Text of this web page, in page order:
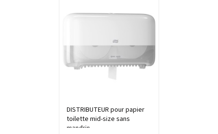
DISTRIBUTEUR pour papier
toilette mid-size sans
mandrin